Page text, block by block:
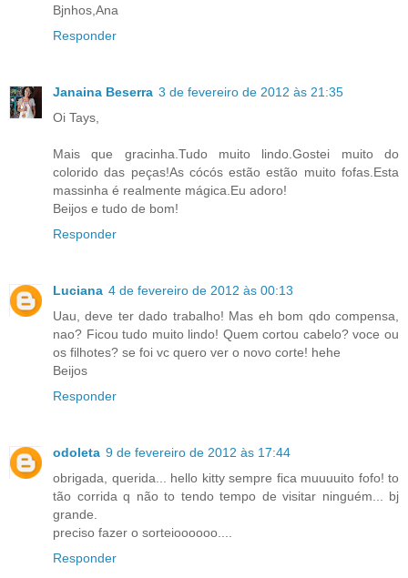
Bjnhos,Ana
Responder
Janaina Beserra 3 de fevereiro de 2012 às 21:35
Oi Tays,
Mais que gracinha.Tudo muito lindo.Gostei muito do
colorido das peças!As cócós estão estão muito fofas.Esta
massinha é realmente mágica.Eu adoro!
Beijos e tudo de bom!
Responder
Luciana 4 de fevereiro de 2012 às 00:13
Uau, deve ter dado trabalho! Mas eh bom qdo compensa,
nao? Ficou tudo muito lindo! Quem cortou cabelo? voce ou
os filhotes? se foi vc quero ver o novo corte! hehe
Beijos
Responder
odoleta 9 de fevereiro de 2012 às 17:44
obrigada, querida... hello kitty sempre fica muuuuito fofo! to
tão corrida q não to tendo tempo de visitar ninguém... bj
grande.
preciso fazer o sorteioooooo....
Responder